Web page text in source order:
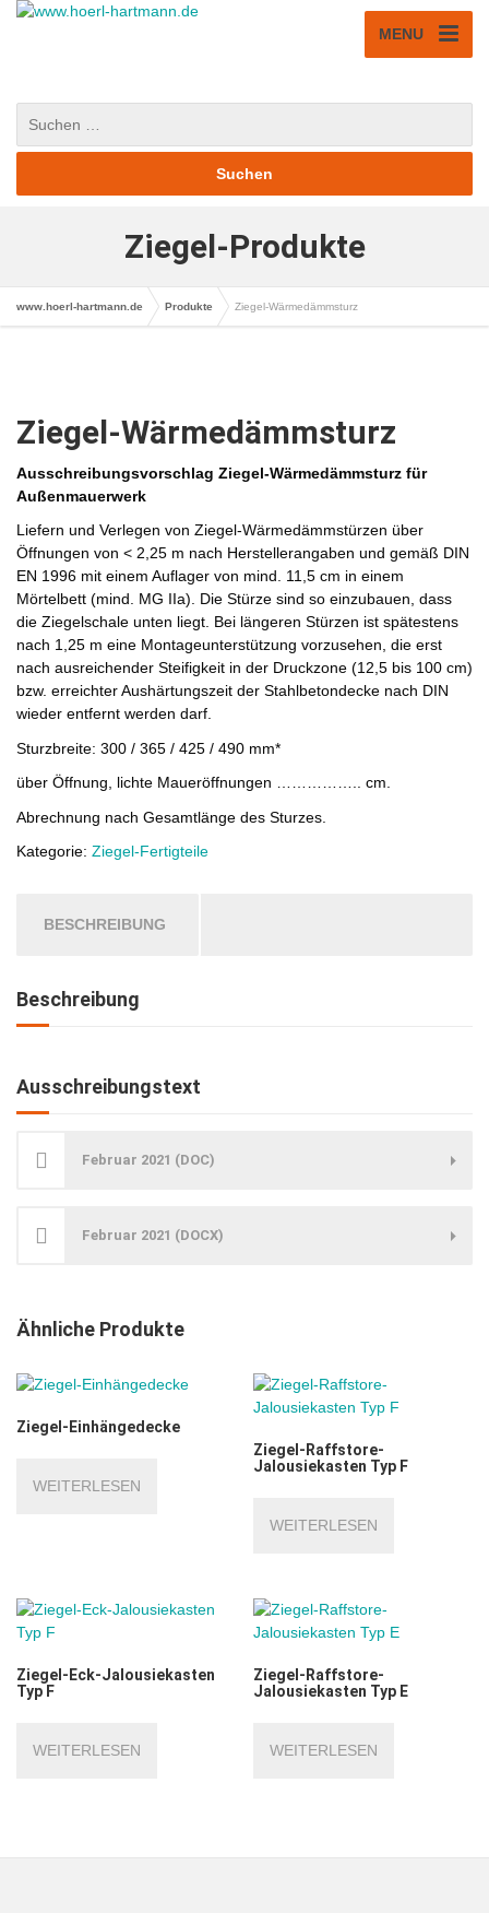
MENU
Ziegel-Produkte
www.hoerl-hartmann.de Produkte Ziegel-Wärmedämmsturz
Ziegel-Wärmedämmsturz
Ausschreibungsvorschlag Ziegel-Wärmedämmsturz für
Außenmauerwerk
Liefern und Verlegen von Ziegel-Wärmedämmstürzen über
Öffnungen von < 2,25 m nach Herstellerangaben und gemäß DIN
EN 1996 mit einem Auflager von mind. 11,5 cm in einem
Mörtelbett (mind. MG IIa). Die Stürze sind so einzubauen, dass
die Ziegelschale unten liegt. Bei längeren Stürzen ist spätestens
nach 1,25 m eine Montageunterstützung vorzusehen, die erst
nach ausreichender Steifigkeit in der Druckzone (12,5 bis 100 cm)
bzw. erreichter Aushärtungszeit der Stahlbetondecke nach DIN
wieder entfernt werden darf.
Sturzbreite: 300 / 365 / 425 / 490 mm*
über Öffnung, lichte Maueröffnungen …………….. cm.
Abrechnung nach Gesamtlänge des Sturzes.
Kategorie: Ziegel-Fertigteile
BESCHREIBUNG
Beschreibung
Ausschreibungstext
Februar 2021 (DOC)
Februar 2021 (DOCX)
Ähnliche Produkte
Ziegel-Einhängedecke
WEITERLESEN
Ziegel-Raffstore-
Jalousiekasten Typ F
WEITERLESEN
Ziegel-Eck-Jalousiekasten
Typ F
WEITERLESEN
Ziegel-Raffstore-
Jalousiekasten Typ E
WEITERLESEN